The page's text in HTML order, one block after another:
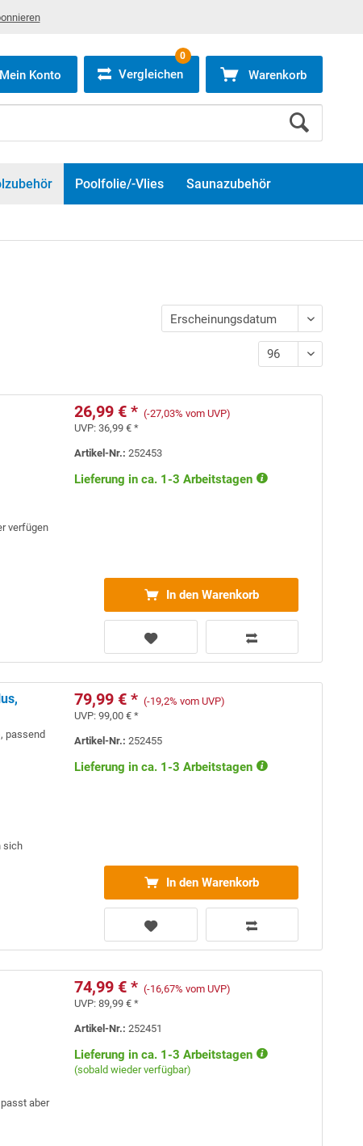
Mein Konto Vergleichen
0
Warenkorb
Poolfolie/-Vlies Saunazubehör
verfügen
26,99 € * (-27,03% vom UVP)
UVP:36,99 € *
Artikel-Nr.:252453
Lieferung in ca. 1-3 Arbeitstagen
In den Warenkorb
passend
sich
79,99 € * (-19,2% vom UVP)
UVP:99,00 € *
Artikel-Nr.:252455
Lieferung in ca. 1-3 Arbeitstagen
In den Warenkorb
aber
74,99 € * (-16,67% vom UVP)
UVP:89,99 € *
Artikel-Nr.:252451
Lieferung in ca. 1-3 Arbeitstagen
(sobald wieder verfügbar)